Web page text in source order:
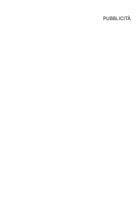
PUBBLICITÀ